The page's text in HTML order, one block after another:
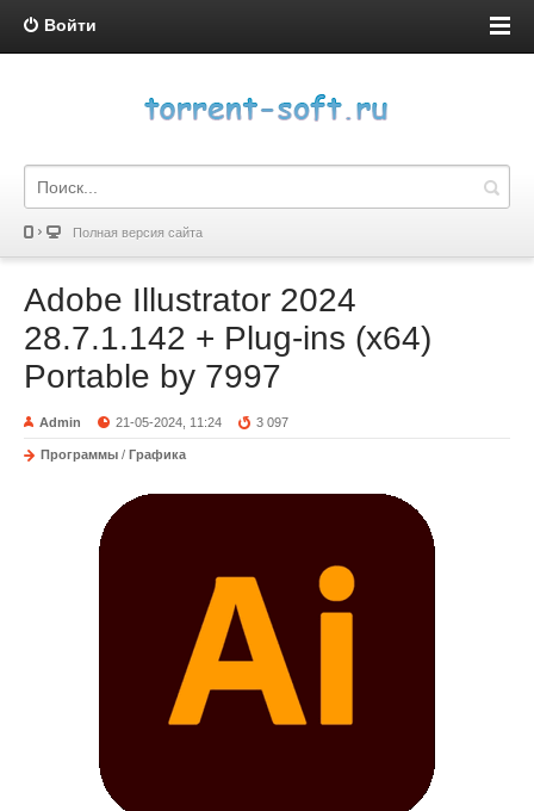
Войти
Полная версия сайта
Adobe Illustrator 2024
28.7.1.142 + Plug-ins (x64)
Portable by 7997
Admin 21-05-2024, 11:24 3 097
Программы / Графика